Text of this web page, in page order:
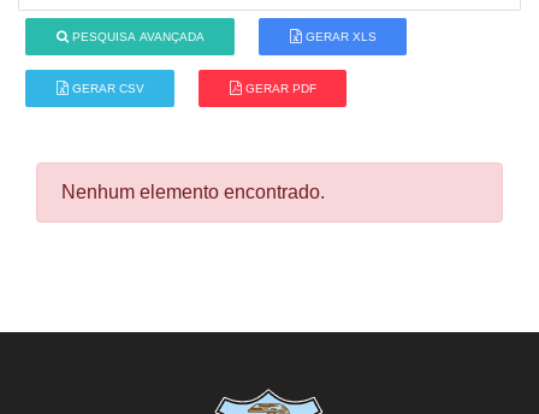
PESQUISA AVANÇADA GERAR XLS
GERAR CSV GERAR PDF
Nenhum elemento encontrado.